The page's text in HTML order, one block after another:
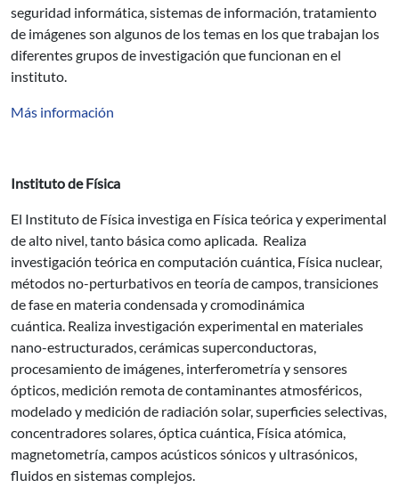
seguridad informática, sistemas de información, tratamiento
de imágenes son algunos de los temas en los que trabajan los
diferentes grupos de investigación que funcionan en el
instituto.
Más información
Instituto de Física
El Instituto de Física investiga en Física teórica y experimental
de alto nivel, tanto básica como aplicada. Realiza
investigación teórica en computación cuántica, Física nuclear,
métodos no-perturbativos en teoría de campos, transiciones
de fase en materia condensada y cromodinámica
cuántica. Realiza investigación experimental en materiales
nano-estructurados, cerámicas superconductoras,
procesamiento de imágenes, interferometría y sensores
ópticos, medición remota de contaminantes atmosféricos,
modelado y medición de radiación solar, superficies selectivas,
concentradores solares, óptica cuántica, Física atómica,
magnetometría, campos acústicos sónicos y ultrasónicos,
fluidos en sistemas complejos.